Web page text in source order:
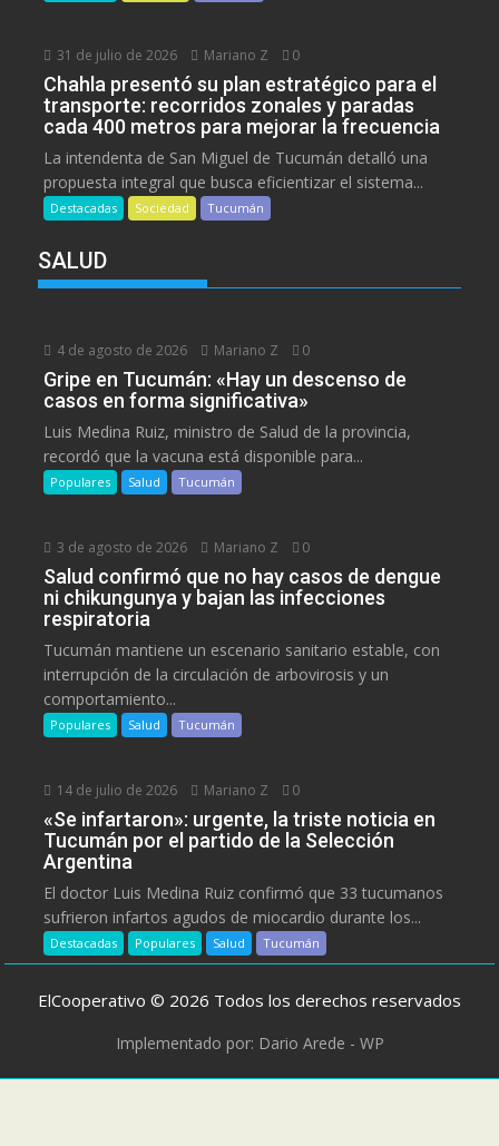
31 de julio de 2026 Mariano Z 0
Chahla presentó su plan estratégico para el
transporte: recorridos zonales y paradas
cada 400 metros para mejorar la frecuencia
La intendenta de San Miguel de Tucumán detalló una
propuesta integral que busca eficientizar el sistema...
Destacadas Sociedad Tucumán
SALUD
4 de agosto de 2026 Mariano Z 0
Gripe en Tucumán: «Hay un descenso de
casos en forma significativa»
Luis Medina Ruiz, ministro de Salud de la provincia,
recordó que la vacuna está disponible para...
Populares Salud Tucumán
3 de agosto de 2026 Mariano Z 0
Salud confirmó que no hay casos de dengue
ni chikungunya y bajan las infecciones
respiratoria
Tucumán mantiene un escenario sanitario estable, con
interrupción de la circulación de arbovirosis y un
comportamiento...
Populares Salud Tucumán
14 de julio de 2026 Mariano Z 0
«Se infartaron»: urgente, la triste noticia en
Tucumán por el partido de la Selección
Argentina
El doctor Luis Medina Ruiz confirmó que 33 tucumanos
sufrieron infartos agudos de miocardio durante los...
Destacadas Populares Salud Tucumán
ElCooperativo © 2026 Todos los derechos reservados